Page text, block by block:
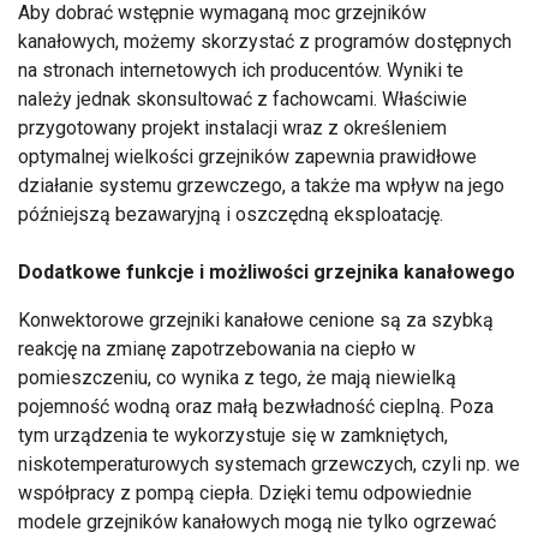
Aby dobrać wstępnie wymaganą moc grzejników
kanałowych, możemy skorzystać z programów dostępnych
na stronach internetowych ich producentów. Wyniki te
należy jednak skonsultować z fachowcami. Właściwie
przygotowany projekt instalacji wraz z określeniem
optymalnej wielkości grzejników zapewnia prawidłowe
działanie systemu grzewczego, a także ma wpływ na jego
późniejszą bezawaryjną i oszczędną eksploatację.
Dodatkowe funkcje i możliwości grzejnika kanałowego
Konwektorowe grzejniki kanałowe cenione są za szybką
reakcję na zmianę zapotrzebowania na ciepło w
pomieszczeniu, co wynika z tego, że mają niewielką
pojemność wodną oraz małą bezwładność cieplną. Poza
tym urządzenia te wykorzystuje się w zamkniętych,
niskotemperaturowych systemach grzewczych, czyli np. we
współpracy z pompą ciepła. Dzięki temu odpowiednie
modele grzejników kanałowych mogą nie tylko ogrzewać